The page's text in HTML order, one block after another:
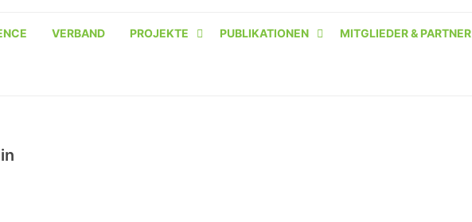
VERBAND PROJEKTE PUBLIKATIONEN MITGLIEDER & PARTNER